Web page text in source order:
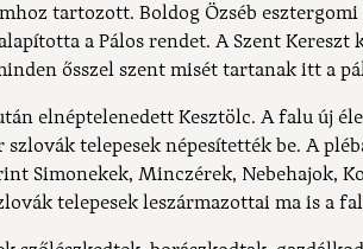
tartozott. Boldog Özséb
a Pálos rendet. A Szent Kereszt
ősszel szent misét tartanak itt a
elnéptelenedett Kesztölc. A falu új
telepesek népesítették be. A
Simonekek, Minczérek, Nebehajok,
telepesek leszármazottai ma is a